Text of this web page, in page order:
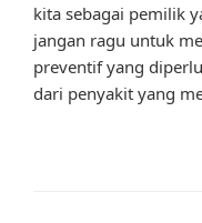
kita sebagai pemilik
jangan ragu untuk
preventif yang
dari penyakit yang